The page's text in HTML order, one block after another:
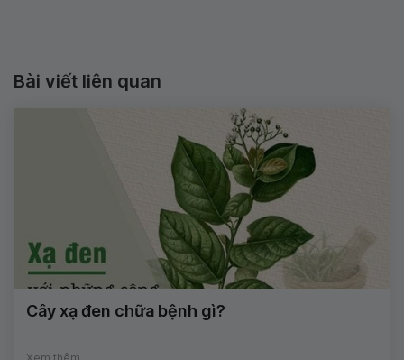
Bài viết liên quan
Cây xạ đen chữa bệnh gì?